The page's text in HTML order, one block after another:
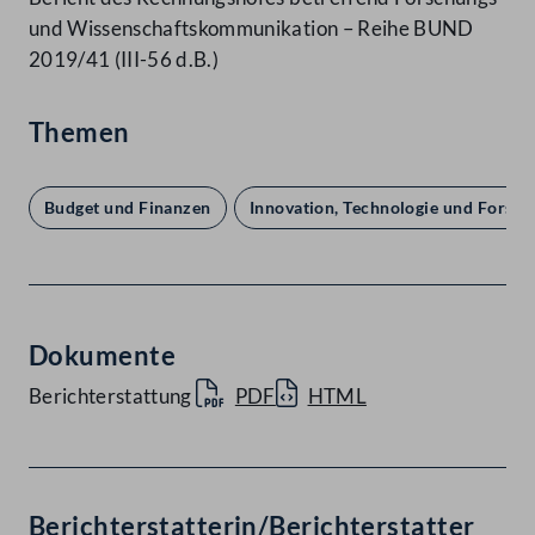
und Wissenschaftskommunikation – Reihe BUND
2019/41 (III-56 d.B.)
Themen
Budget und Finanzen Innovation, Technologie und
Dokumente
Berichterstattung PDF HTML
Berichterstatterin/Berichterstatter